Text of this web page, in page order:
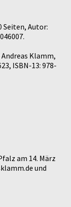
Seiten, Autor:
Klamm,
ISBN-13: 978-
am 14. März
und